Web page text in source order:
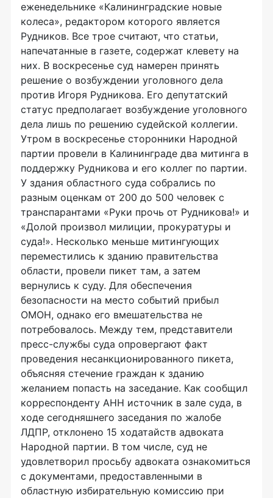
еженедельнике «Калининградские новые
колеса», редактором которого является
Рудников. Все трое считают, что статьи,
напечатанные в газете, содержат клевету на
них. В воскресенье суд намерен принять
решение о возбуждении уголовного дела
против Игоря Рудникова. Его депутатский
статус предполагает возбуждение уголовного
дела лишь по решению судейской коллегии.
Утром в воскресенье сторонники Народной
партии провели в Калининграде два митинга в
поддержку Рудникова и его коллег по партии.
У здания областного суда собрались по
разным оценкам от 200 до 500 человек с
транспарантами «Руки прочь от Рудникова!» и
«Долой произвол милиции, прокуратуры и
суда!». Несколько меньше митингующих
переместились к зданию правительства
области, провели пикет там, а затем
вернулись к суду. Для обеспечения
безопасности на место событий прибыл
ОМОН, однако его вмешательства не
потребовалось. Между тем, представители
пресс-службы суда опровергают факт
проведения несанкционированного пикета,
объясняя стечение граждан к зданию
желанием попасть на заседание. Как сообщил
корреспонденту АНН источник в зале суда, в
ходе сегодняшнего заседания по жалобе
ЛДПР, отклонено 15 ходатайств адвоката
Народной партии. В том числе, суд не
удовлетворил просьбу адвоката ознакомиться
с документами, предоставленными в
областную избирательную комиссию при